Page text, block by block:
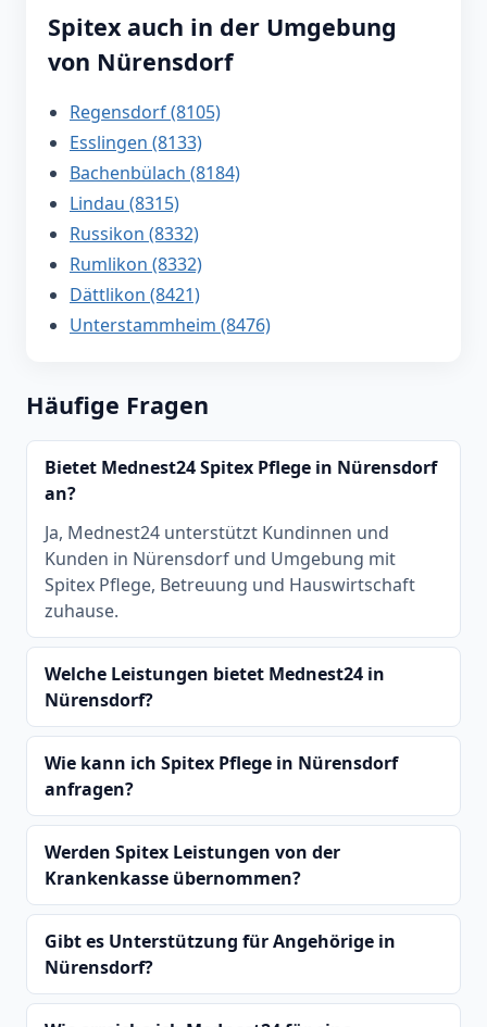
Spitex auch in der Umgebung
von Nürensdorf
Regensdorf (8105)
Esslingen (8133)
Bachenbülach (8184)
Lindau (8315)
Russikon (8332)
Rumlikon (8332)
Dättlikon (8421)
Unterstammheim (8476)
Häufige Fragen
Bietet Mednest24 Spitex Pflege in Nürensdorf
an?
Ja, Mednest24 unterstützt Kundinnen und
Kunden in Nürensdorf und Umgebung mit
Spitex Pflege, Betreuung und Hauswirtschaft
zuhause.
Welche Leistungen bietet Mednest24 in
Nürensdorf?
Wie kann ich Spitex Pflege in Nürensdorf
anfragen?
Werden Spitex Leistungen von der
Krankenkasse übernommen?
Gibt es Unterstützung für Angehörige in
Nürensdorf?